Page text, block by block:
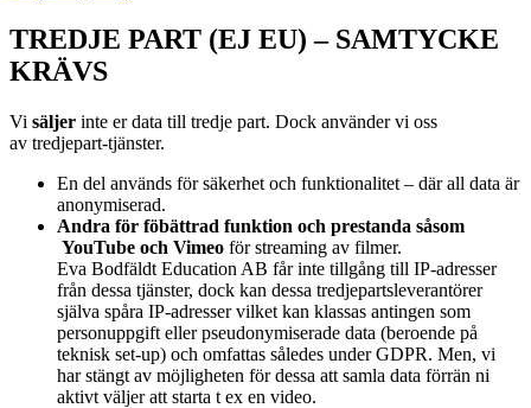
TREDJE PART (EJ EU) – SAMTYCKE
KRÄVS
Vi säljer inte er data till tredje part. Dock använder vi oss
av tredjepart-tjänster.
En del används för säkerhet och funktionalitet – där all data är
anonymiserad.
Andra för föbättrad funktion och prestanda såsom
YouTube och Vimeo för streaming av filmer.
Eva Bodfäldt Education AB får inte tillgång till IP-adresser
från dessa tjänster, dock kan dessa tredjepartsleverantörer
själva spåra IP-adresser vilket kan klassas antingen som
personuppgift eller pseudonymiserade data (beroende på
teknisk set-up) och omfattas således under GDPR. Men, vi
har stängt av möjligheten för dessa att samla data förrän ni
aktivt väljer att starta t ex en video.